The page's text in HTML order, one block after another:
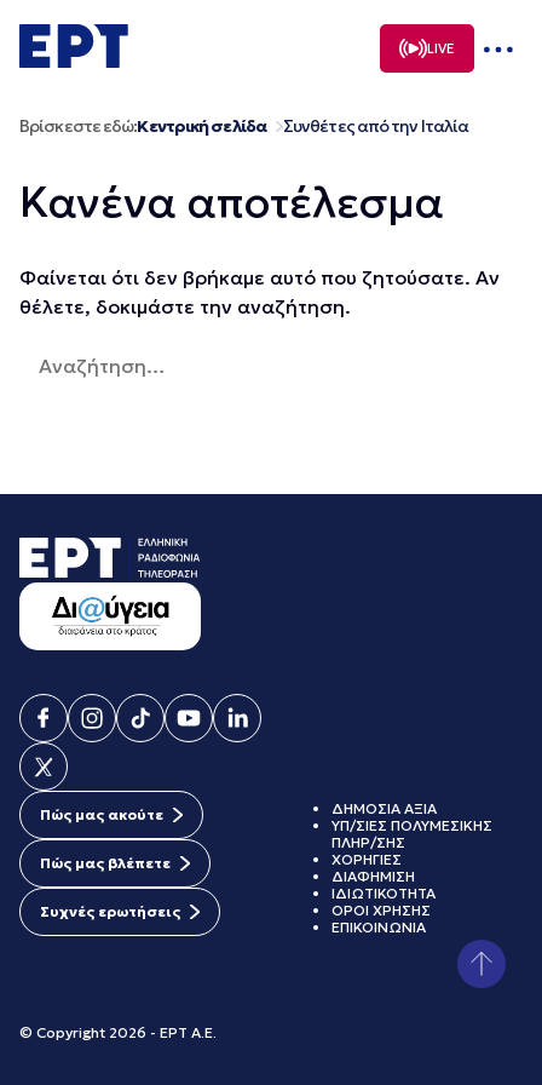
σε
περιεχόμενο
LIVE
Βρίσκεστε εδώ:Κεντρική σελίδα Συνθέτες από την Ιταλία
Κανένα αποτέλεσμα
Φαίνεται ότι δεν βρήκαμε αυτό που ζητούσατε. Αν
θέλετε, δοκιμάστε την αναζήτηση.
για:
Πώς μας ακούτε
Πώς μας βλέπετε
Συχνές ερωτήσεις
© Copyright 2026 - ΕΡΤ Α.Ε.
ΔΗΜΟΣΙΑ ΑΞΙΑ
ΥΠ/ΣΙΕΣ ΠΟΛΥΜΕΣΙΚΗΣ
ΠΛΗΡ/ΣΗΣ
ΧΟΡΗΓΙΕΣ
ΔΙΑΦΗΜΙΣΗ
ΙΔΙΩΤΙΚΟΤΗΤΑ
ΟΡΟΙ ΧΡΗΣΗΣ
ΕΠΙΚΟΙΝΩΝΙΑ